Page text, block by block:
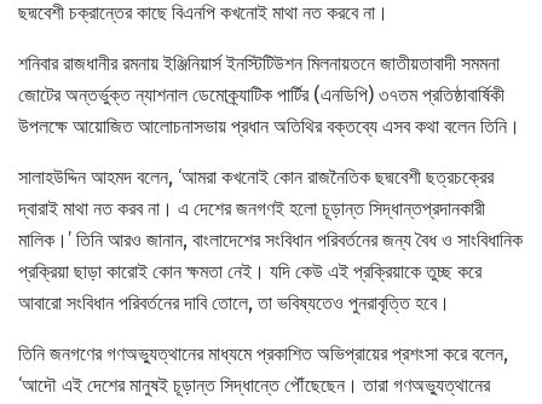
ছদ্মবেশী চক্রান্তের কাছে বিএনপি কখনোই মাথা নত করবে না।
শনিবার রাজধানীর রমনায় ইঞ্জিনিয়ার্স ইনস্টিটিউশন মিলনায়তনে জাতীয়তাবাদী সমমনা
জোটের অন্তর্ভুক্ত ন্যাশনাল ডেমোক্র্যাটিক পার্টির (এনডিপি) ৩৭তম প্রতিষ্ঠাবার্ষিকী
উপলক্ষে আয়োজিত আলোচনাসভায় প্রধান অতিথির বক্তব্যে এসব কথা বলেন তিনি।
সালাহউদ্দিন আহমদ বলেন, ‘আমরা কখনোই কোন রাজনৈতিক ছদ্মবেশী ছত্রচক্রের
দ্বারাই মাথা নত করব না। এ দেশের জনগণই হলো চূড়ান্ত সিদ্ধান্তপ্রদানকারী
মালিক।’ তিনি আরও জানান, বাংলাদেশের সংবিধান পরিবর্তনের জন্য বৈধ ও সাংবিধানিক
প্রক্রিয়া ছাড়া কারোই কোন ক্ষমতা নেই। যদি কেউ এই প্রক্রিয়াকে তুচ্ছ করে
আবারো সংবিধান পরিবর্তনের দাবি তোলে, তা ভবিষ্যতেও পুনরাবৃত্তি হবে।
তিনি জনগণের গণঅভ্যুত্থানের মাধ্যমে প্রকাশিত অভিপ্রায়ের প্রশংসা করে বলেন,
‘আদৌ এই দেশের মানুষই চূড়ান্ত সিদ্ধান্তে পৌঁছেছেন। তারা গণঅভ্যুত্থানের